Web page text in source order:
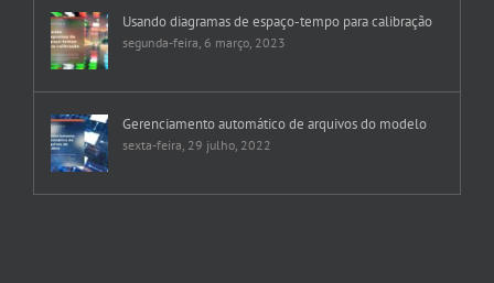
Usando diagramas de espaço-tempo para calibração
segunda-feira, 6 março, 2023
Gerenciamento automático de arquivos do modelo
sexta-feira, 29 julho, 2022